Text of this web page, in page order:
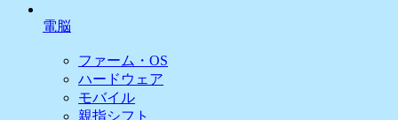
電脳
ファーム・OS
ハードウェア
モバイル
親指シフト